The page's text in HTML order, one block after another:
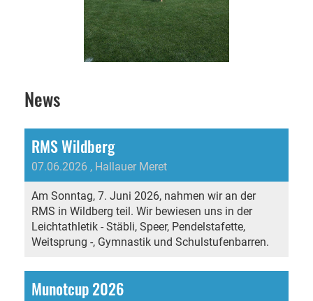
News
RMS Wildberg
07.06.2026 , Hallauer Meret
Am Sonntag, 7. Juni 2026, nahmen wir an der
RMS in Wildberg teil. Wir bewiesen uns in der
Leichtathletik - Stäbli, Speer, Pendelstafette,
Weitsprung -, Gymnastik und Schulstufenbarren.
Munotcup 2026